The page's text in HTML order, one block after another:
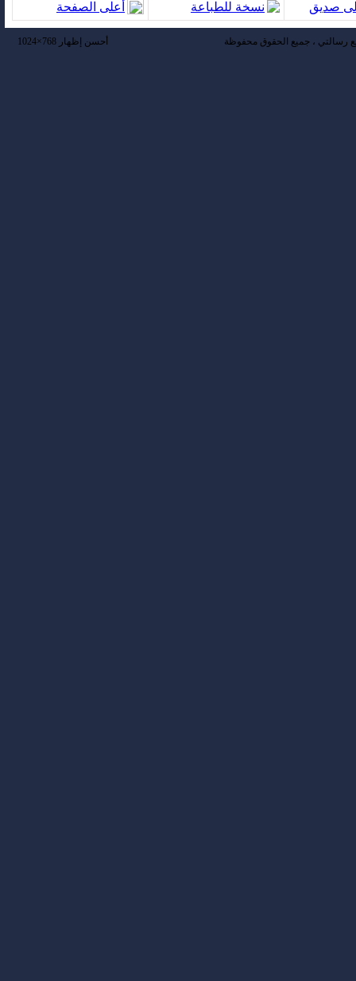
أعلى الصفحة نسخة للطباعة صديق
أحسن إظهار 768×1024 رسالتي ، جميع الحقوق محفوظة